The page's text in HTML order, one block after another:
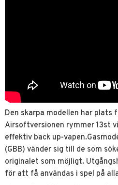
Den skarpa modellen har plats
Airsoftversionen rymmer 13st
effektiv back up-
(GBB) vänder sig till de som
originalet som möjligt.
för att få användas i spel på